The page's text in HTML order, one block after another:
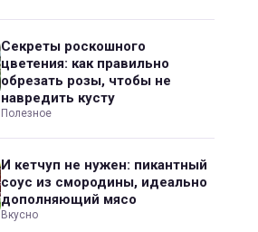
Секреты роскошного
цветения: как правильно
обрезать розы, чтобы не
навредить кусту
Полезное
И кетчуп не нужен: пикантный
соус из смородины, идеально
дополняющий мясо
Вкусно